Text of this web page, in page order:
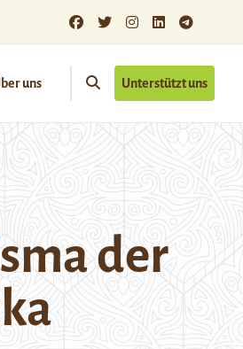
uns Unterstützt uns
der